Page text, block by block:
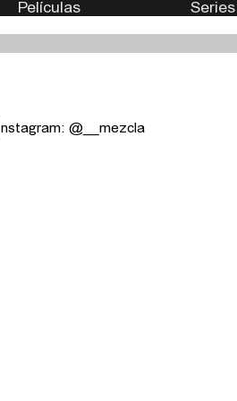
Películas Series
Instagram: @__mezcla